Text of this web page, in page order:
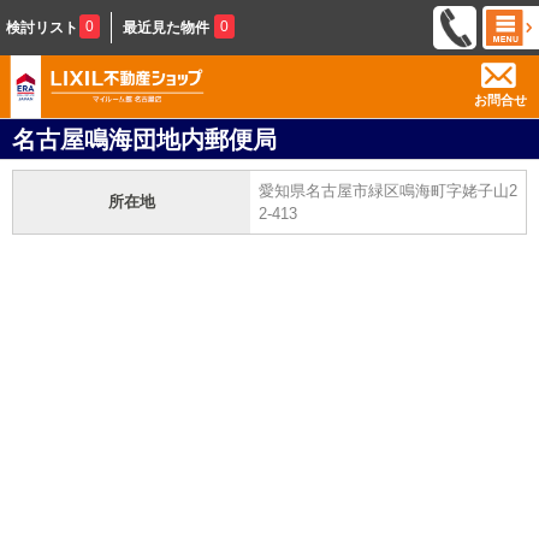
検討リスト 0 最近見た物件 0
お問合せ
名古屋鳴海団地内郵便局
所在地
愛知県名古屋市緑区鳴海町字姥子山2
2-413